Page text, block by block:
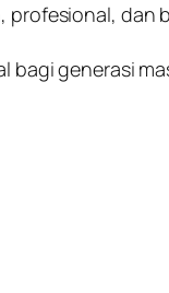
profesional, dan
bagi generasi